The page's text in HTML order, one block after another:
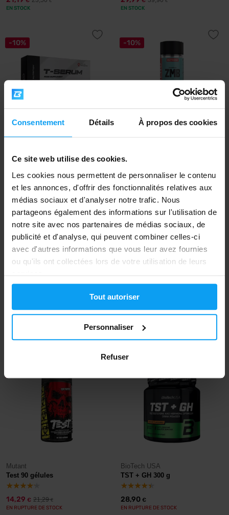
Consentement Détails À propos des cookies
Ce site web utilise des cookies.
Les cookies nous permettent de personnaliser le contenu
et les annonces, d'offrir des fonctionnalités relatives aux
médias sociaux et d'analyser notre trafic. Nous
partageons également des informations sur l'utilisation de
notre site avec nos partenaires de médias sociaux, de
publicité et d'analyse, qui peuvent combiner celles-ci
avec d'autres informations que vous leur avez fournies
ou qu'ils ont collectées lors de votre utilisation de leurs
services.
Tout autoriser
Personnaliser
Refuser
EN STOCK EN STOCK
-10%
Scitec Nutrition
26,89€ 29,90€
-10%
9,69
-22%
EN RUPTURE DE STOCK
-19%
Mutant
10,79 €
EN RUPTURE DE STOCK
Mutant
Test 90 gélules
14,29 € 21,29€
EN RUPTURE DE STOCK
BioTech USA
TST + GH 300 g
28,90 €
EN RUPTURE DE STOCK